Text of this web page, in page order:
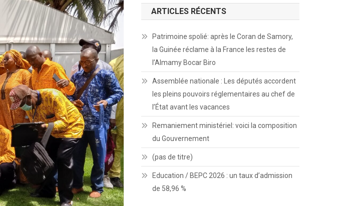
ARTICLES RÉCENTS
Patrimoine spolié: après le Coran de Samory,
la Guinée réclame à la France les restes de
l’Almamy Bocar Biro
Assemblée nationale : Les députés accordent
les pleins pouvoirs réglementaires au chef de
l’État avant les vacances
Remaniement ministériel: voici la composition
du Gouvernement
(pas de titre)
Education / BEPC 2026 : un taux d’admission
de 58,96 %